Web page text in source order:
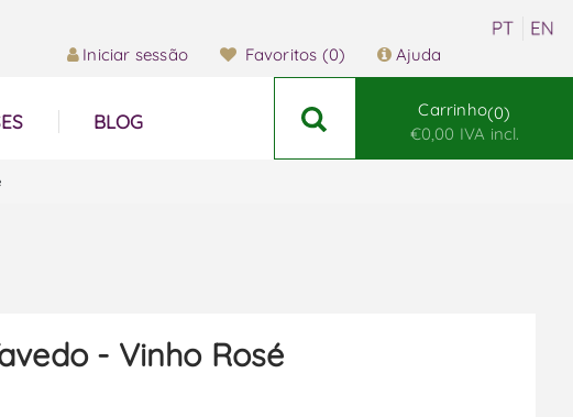
Iniciar sessão Favoritos (0) Ajuda
BLOG
Carrinho 0
€0,00 IVA incl.
- Vinho Rosé